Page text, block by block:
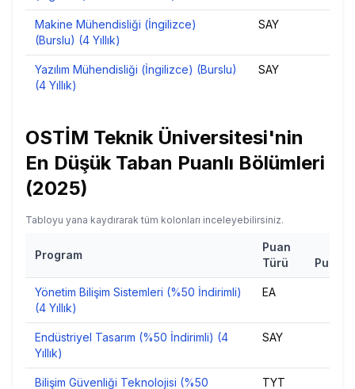
Makine Mühendisliği (İngilizce)
(Burslu) (4 Yıllık)
SAY
Yazılım Mühendisliği (İngilizce) (Burslu)
(4 Yıllık)
SAY
OSTİM Teknik Üniversitesi'nin
En Düşük Taban Puanlı Bölümleri
(2025)
Tabloyu yana kaydırarak tüm kolonları inceleyebilirsiniz.
Program
Puan
Türü
Puan
Yönetim Bilişim Sistemleri (%50 İndirimli)
(4 Yıllık)
EA
Endüstriyel Tasarım (%50 İndirimli) (4
Yıllık)
SAY
Bilişim Güvenliği Teknolojisi (%50
TYT